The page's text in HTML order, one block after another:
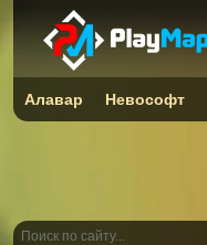
Алавар Невософт